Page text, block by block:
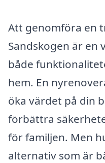
Att genomföra en
Sandskogen är
både
hem. En
öka värdet på din
förbättra
för familjen. Men
alternativ som är